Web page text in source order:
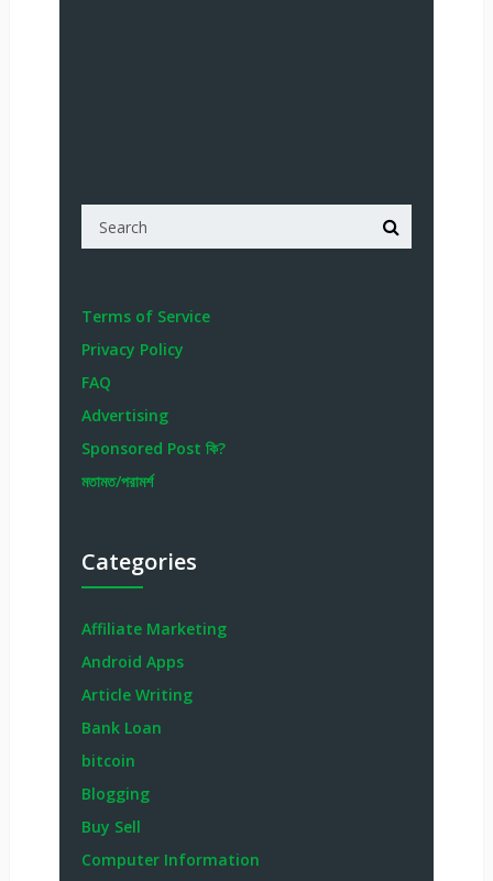
Terms of Service
Privacy Policy
FAQ
Advertising
Sponsored Post কি?
মতামত/পরামর্শ
Categories
Affiliate Marketing
Android Apps
Article Writing
Bank Loan
bitcoin
Blogging
Buy Sell
Computer Information